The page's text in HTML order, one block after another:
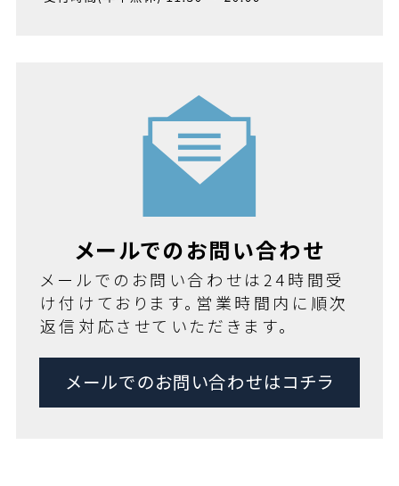
メールでのお問い合わせ
メールでのお問い合わせは24時間受
け付けております。営業時間内に順次
返信対応させていただきます。
メールでのお問い合わせはコチラ